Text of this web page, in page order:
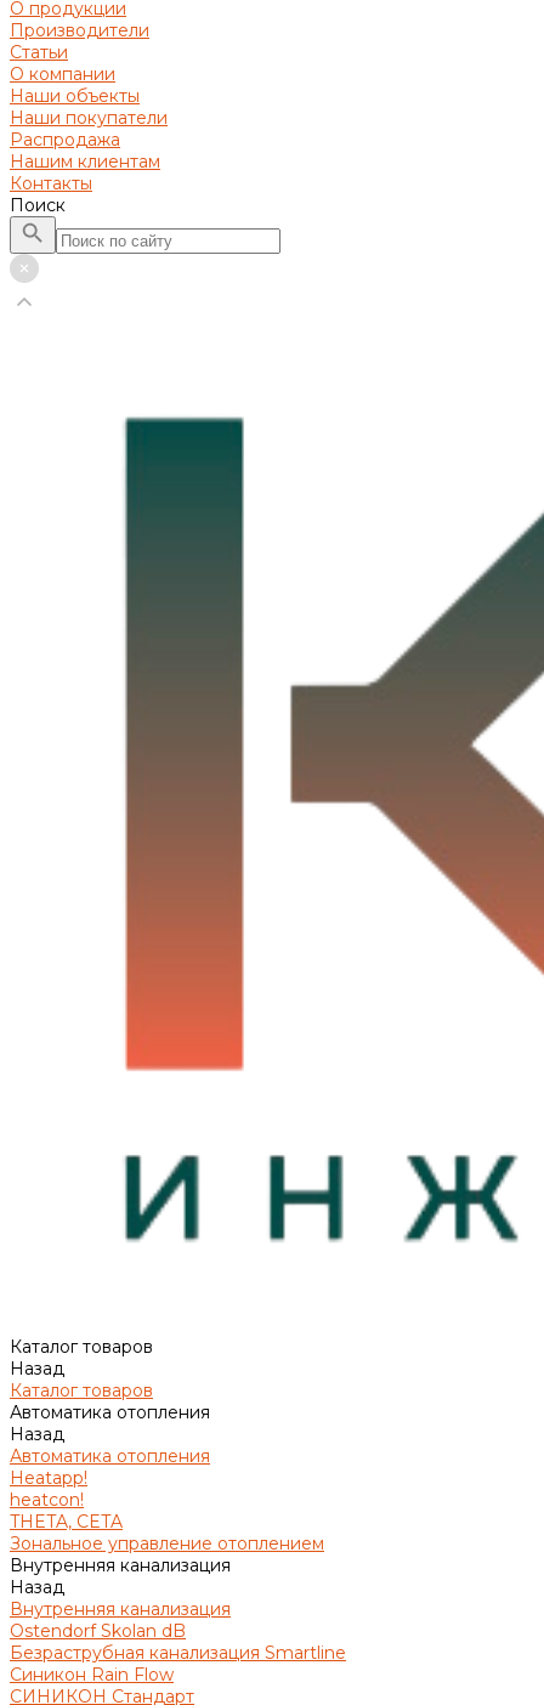
О продукции
Производители
Статьи
О компании
Наши объекты
Наши покупатели
Распродажа
Нашим клиентам
Контакты
Поиск
Каталог товаров
Назад
Каталог товаров
Автоматика отопления
Назад
Автоматика отопления
Heatapp!
heatcon!
THETA, CETA
Зональное управление отоплением
Внутренняя канализация
Назад
Внутренняя канализация
Ostendorf Skolan dB
Безраструбная канализация Smartline
Синикон Rain Flow
СИНИКОН Стандарт